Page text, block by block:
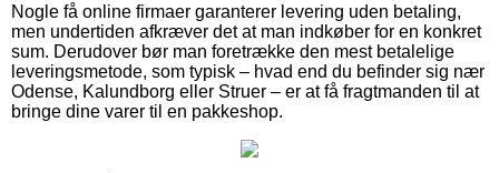
Nogle få online firmaer garanterer levering uden betaling,
men undertiden afkræver det at man indkøber for en konkret
sum. Derudover bør man foretrække den mest betalelige
leveringsmetode, som typisk – hvad end du befinder sig nær
Odense, Kalundborg eller Struer – er at få fragtmanden til at
bringe dine varer til en pakkeshop.